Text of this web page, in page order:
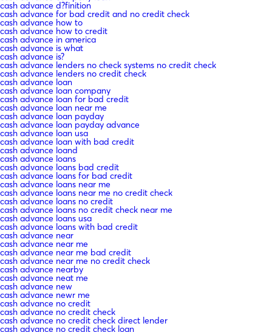
cash advance d?finition
cash advance for bad credit and no credit check
cash advance how to
cash advance how to credit
cash advance in america
cash advance is what
cash advance is?
cash advance lenders no check systems no credit check
cash advance lenders no credit check
cash advance loan
cash advance loan company
cash advance loan for bad credit
cash advance loan near me
cash advance loan payday
cash advance loan payday advance
cash advance loan usa
cash advance loan with bad credit
cash advance loand
cash advance loans
cash advance loans bad credit
cash advance loans for bad credit
cash advance loans near me
cash advance loans near me no credit check
cash advance loans no credit
cash advance loans no credit check near me
cash advance loans usa
cash advance loans with bad credit
cash advance near
cash advance near me
cash advance near me bad credit
cash advance near me no credit check
cash advance nearby
cash advance neat me
cash advance new
cash advance newr me
cash advance no credit
cash advance no credit check
cash advance no credit check direct lender
cash advance no credit check loan